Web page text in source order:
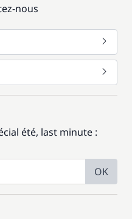
nous
été, last minute :
OK